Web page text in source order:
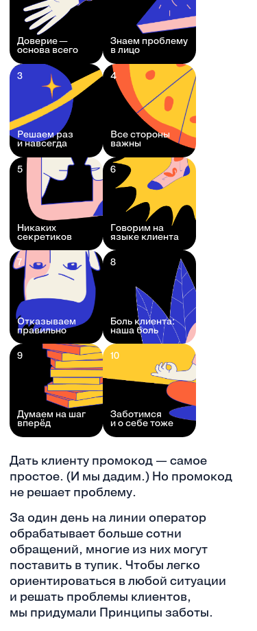
Доверие —
основа всего
Знаем проблему
в лицо
3
Решаем раз
и навсегда
4
Все стороны
важны
5
Никаких
секретиков
6
Говорим на
языке клиента
7
Отказываем
правильно
8
Боль клиента:
наша боль
9
Думаем на шаг
вперёд
10
Заботимся
и о себе тоже
Дать клиенту промокод — самое
простое. (И мы дадим.) Но промокод
не решает проблему.
За один день на линии оператор
обрабатывает больше сотни
обращений, многие из них могут
поставить в тупик. Чтобы легко
ориентироваться в любой ситуации
и решать проблемы клиентов,
мы придумали Принципы заботы.